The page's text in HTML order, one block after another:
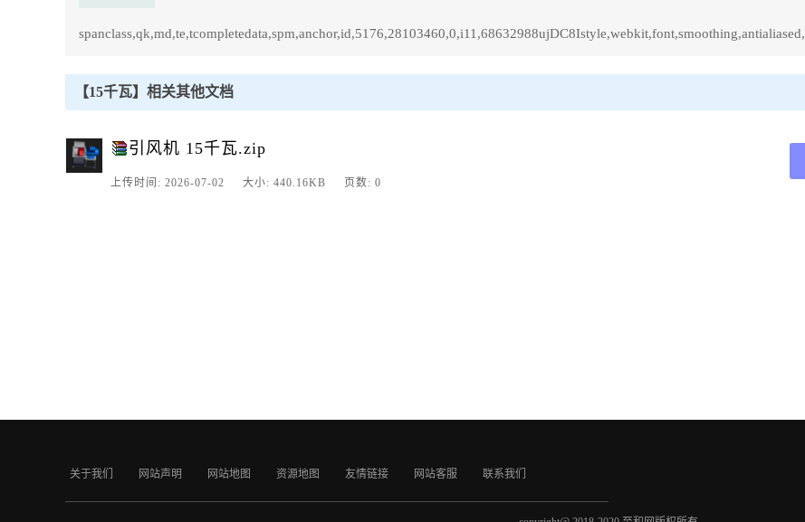
spanclass,qk,md,te,tcompletedata,spm,anchor,id,5176,28103460,0,i11,68632988ujDC8Istyle,webkit,font,smoothing,antialiased,
【15千瓦】相关其他文档
引风机 15千瓦.zip
上传时间: 2026-07-02 大小: 440.16KB 页数: 0
关于我们 网站声明 网站地图 资源地图 友情链接 网站客服 联系我们